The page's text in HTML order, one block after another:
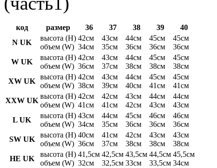
код размер 36 37 38 39
40
N UK
высота (H)
объем (W)
42см
34см
43см
35см
44см
36см
45см
36см
45см
36см
W UK
высота (H)
объем (W)
42см
36см
43см
37см
44см
38см
45см
38см
45см
38см
XW UK
высота (H)
объем (W)
42см
38см
43см
39см
44см
40см
45см
41см
45см
41см
XXW UK
высота (H)
объем (W)
42см
41см
42см
41см
43см
42см
44см
43см
44см
43см
L UK
высота (H)
объем (W)
43см
34см
44см
35см
45см
36см
46см
36см
46см
36см
SW UK
высота (H)
объем (W)
40см
36см
41см
37см
42см
38см
43см
38см
43см
38см
HE UK
высота (H)
объем (W)
41,5см
32см
42,5см
32,5см
43,5см
33см
44,5см
33,5см
45,5см
34см